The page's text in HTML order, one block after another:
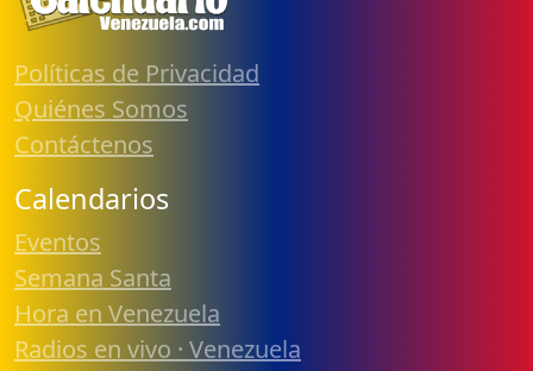
Políticas de Privacidad
Quiénes Somos
Contáctenos
Calendarios
Eventos
Semana Santa
Hora en Venezuela
Radios en vivo · Venezuela